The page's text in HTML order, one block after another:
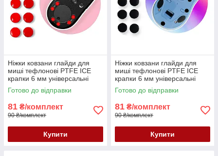
Ніжки ковзани глайди для
миші тефлонові PTFE ICE
крапки 6 мм універсальні
червоні 10 шт.
Готово до відправки
81 ₴/комплект
90 ₴/комплект
Купити
Ніжки ковзани глайди для
миші тефлонові PTFE ICE
крапки 6 мм універсальні
чорні 10 шт.
Готово до відправки
81 ₴/комплект
90 ₴/комплект
Купити